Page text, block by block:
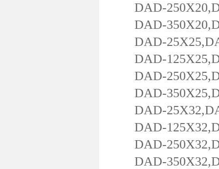
DAD-
DAD-
DAD-
DAD-
DAD-
DAD-
DAD-
DAD-
DAD-
DAD-